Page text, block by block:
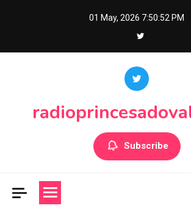
01 May, 2026 7:50:54 PM
Subscribe